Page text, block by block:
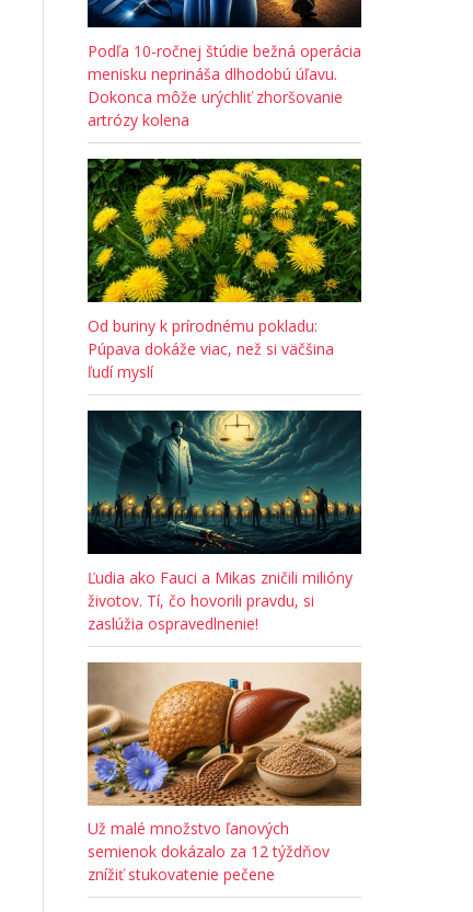
Podľa 10-ročnej štúdie bežná operácia
menisku neprináša dlhodobú úľavu.
Dokonca môže urýchliť zhoršovanie
artrózy kolena
Od buriny k prírodnému pokladu:
Púpava dokáže viac, než si väčšina
ľudí myslí
Ľudia ako Fauci a Mikas zničili milióny
životov. Tí, čo hovorili pravdu, si
zaslúžia ospravedlnenie!
Už malé množstvo ľanových
semienok dokázalo za 12 týždňov
znížiť stukovatenie pečene